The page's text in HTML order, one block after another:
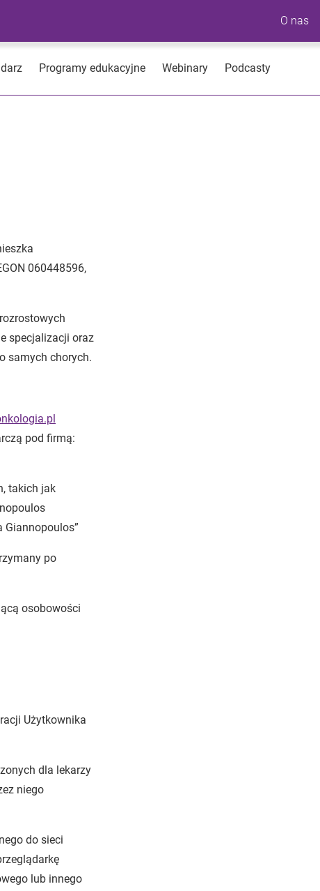
O nas
Programy edukacyjne Webinary Podcasty
060448596,
specjalizacji oraz
samych chorych.
pod firmą:
takich jak
Giannopoulos”
po
osobowości
Użytkownika
dla lekarzy
niego
do sieci
lub innego